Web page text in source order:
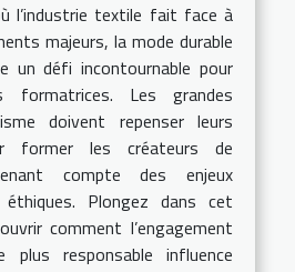
l’industrie textile fait face à
majeurs, la mode durable
un défi incontournable pour
formatrices. Les grandes
doivent repenser leurs
former les créateurs de
compte des enjeux
Plongez dans cet
comment l’engagement
plus responsable influence